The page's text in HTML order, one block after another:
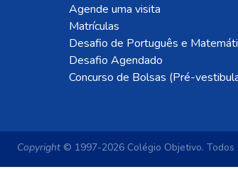
Agende uma visita
Matrículas
Desafio de Português e
Desafio Agendado
Concurso de Bolsas (Pré-
Copyright © 1997-2026 Colégio Objetivo. Todos